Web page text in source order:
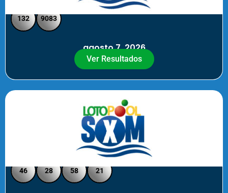
SXM Medio día - Pick 3 Pick 4
132 9083
agosto 7, 2026
Ver Resultados
Loto Pool SXM - Medio Día
46 28 58 21